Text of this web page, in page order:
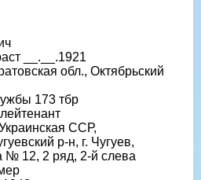
__.__.1921
обл., Октябрьский
173 тбр
ССР,
р-н, г. Чугуев,
№ 12, 2 ряд, 2-й слева